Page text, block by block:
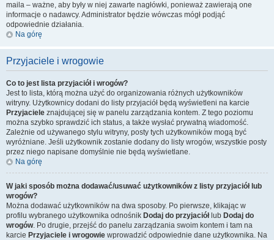
maila – ważne, aby były w niej zawarte nagłówki, ponieważ zawierają one
informacje o nadawcy. Administrator będzie wówczas mógł podjąć
odpowiednie działania.
Na górę
Przyjaciele i wrogowie
Co to jest lista przyjaciół i wrogów?
Jest to lista, którą można użyć do organizowania różnych użytkowników
witryny. Użytkownicy dodani do listy przyjaciół będą wyświetleni na karcie
Przyjaciele znajdującej się w panelu zarządzania kontem. Z tego poziomu
można szybko sprawdzić ich status, a także wysłać prywatną wiadomość.
Zależnie od używanego stylu witryny, posty tych użytkowników mogą być
wyróżniane. Jeśli użytkownik zostanie dodany do listy wrogów, wszystkie posty
przez niego napisane domyślnie nie będą wyświetlane.
Na górę
W jaki sposób można dodawać/usuwać użytkowników z listy przyjaciół lub
wrogów?
Można dodawać użytkowników na dwa sposoby. Po pierwsze, klikając w
profilu wybranego użytkownika odnośnik Dodaj do przyjaciółlub Dodaj do
wrogów. Po drugie, przejść do panelu zarządzania swoim kontem i tam na
karcie Przyjaciele i wrogowie wprowadzić odpowiednie dane użytkownika. Na